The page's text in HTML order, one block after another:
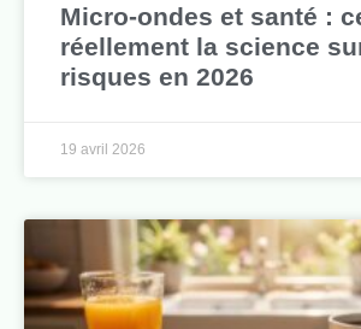
Micro-ondes et santé :
réellement la science
risques en 2026
19 avril 2026